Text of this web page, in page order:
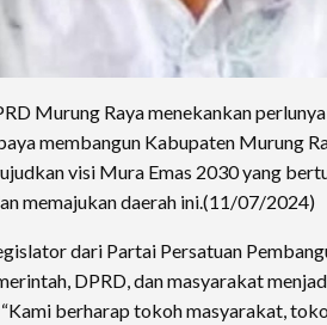
Murung Raya menekankan
membangun Kabupaten Murung
visi Mura Emas 2030 yang
memajukan daerah ini.(11/07/2024)
dari Partai Persatuan
DPRD, dan masyarakat
berharap tokoh masyarakat,